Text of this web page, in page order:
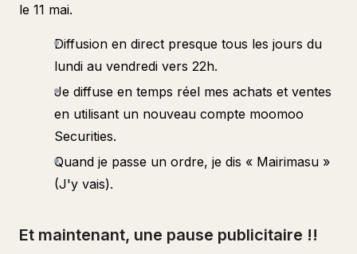
le 11 mai.
Diffusion en direct presque tous les jours du
lundi au vendredi vers 22h.
Je diffuse en temps réel mes achats et ventes
en utilisant un nouveau compte moomoo
Securities.
Quand je passe un ordre, je dis « Mairimasu »
(J'y vais).
Et maintenant, une pause publicitaire !!